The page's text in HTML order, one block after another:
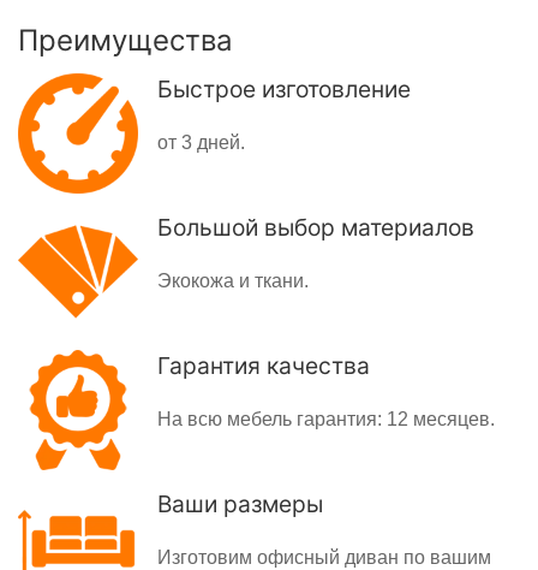
Преимущества
Быстрое изготовление
от 3 дней.
Большой выбор материалов
Экокожа и ткани.
Гарантия качества
На всю мебель гарантия: 12 месяцев.
Ваши размеры
Изготовим офисный диван по вашим